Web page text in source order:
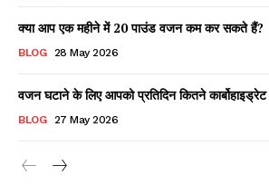
क्या आप एक महीने में 20 पाउंड वजन कम कर सकते हैं?
BLOG 28 May 2026
वजन घटाने के लिए आपको प्रतिदिन कितने
BLOG 27 May 2026